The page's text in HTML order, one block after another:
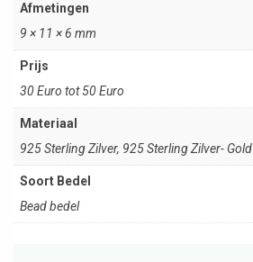
Afmetingen
9 × 11 × 6 mm
Prijs
30 Euro tot 50 Euro
Materiaal
925 Sterling Zilver, 925 Sterling Zilver- Gold
Soort Bedel
Bead bedel